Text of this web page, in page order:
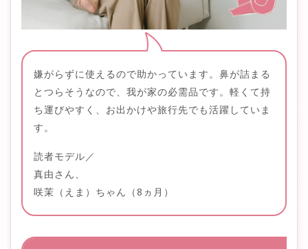
嫌がらずに使えるので助かっています。鼻が詰まる
とつらそうなので、我が家の必需品です。軽くて持
ち運びやすく、お出かけや旅行先でも活躍していま
す。
読者モデル／
真由さん、
咲茉（えま）ちゃん（8ヵ月）